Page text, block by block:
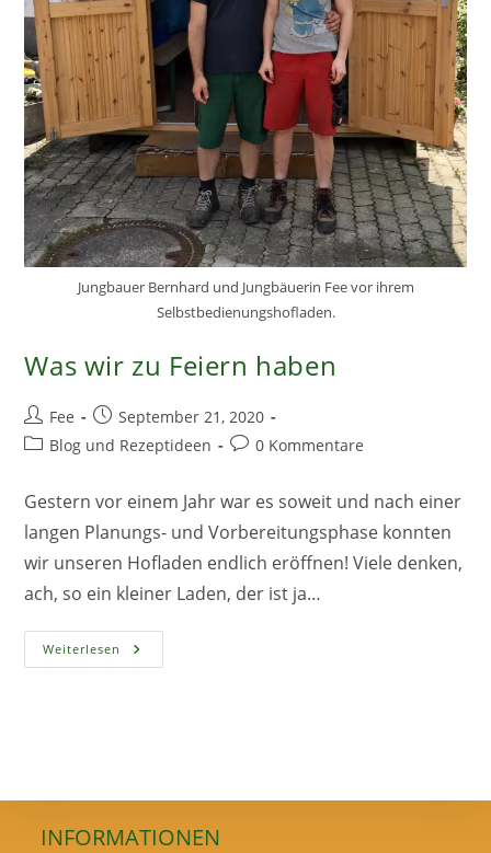
Jungbauer Bernhard und Jungbäuerin Fee vor ihrem
Selbstbedienungshofladen.
Was wir zu Feiern haben
Beitrags-
Autor:
Fee
Beitrag
veröffentlicht:
September 21, 2020
Beitrags-
Blog und Rezeptideen
Beitrags-
0 Kommentare
Gestern vor einem Jahr war es soweit und nach einer
langen Planungs- und Vorbereitungsphase konnten
wir unseren Hofladen endlich eröffnen! Viele denken,
ach, so ein kleiner Laden, der ist ja…
Weiterlesen Was
Wir
INFORMATIONEN